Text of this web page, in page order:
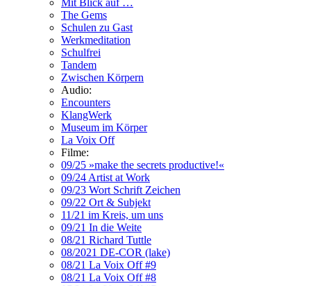
Mit Blick auf …
The Gems
Schulen zu Gast
Werkmeditation
Schulfrei
Tandem
Zwischen Körpern
Audio:
Encounters
KlangWerk
Museum im Körper
La Voix Off
Filme:
09/25 »make the secrets productive!«
09/24 Artist at Work
09/23 Wort Schrift Zeichen
09/22 Ort & Subjekt
11/21 im Kreis, um uns
09/21 In die Weite
08/21 Richard Tuttle
08/2021 DE-COR (lake)
08/21 La Voix Off #9
08/21 La Voix Off #8